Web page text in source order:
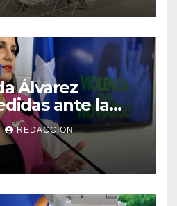
Álvarez
ante la
noviazgo
REDACCION